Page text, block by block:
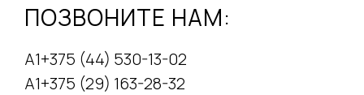
ПОЗВОНИТЕ НАМ:
А1+375 (44) 530-13-02
А1+375 (29) 163-28-32